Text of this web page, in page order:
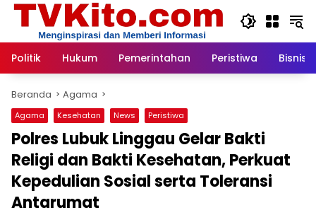
Langsung
Politik
Hukum Pemerintahan Peristiwa Bisnis
Beranda Agama
Agama Kesehatan News Peristiwa
Polres Lubuk Linggau Gelar Bakti
Religi dan Bakti Kesehatan, Perkuat
Kepedulian Sosial serta Toleransi
Antarumat